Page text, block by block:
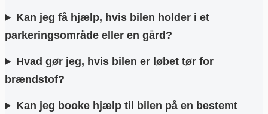
Kan jeg få hjælp, hvis bilen holder i et
parkeringsområde eller en gård?
Hvad gør jeg, hvis bilen er løbet tør for
brændstof?
Kan jeg booke hjælp til bilen på en bestemt